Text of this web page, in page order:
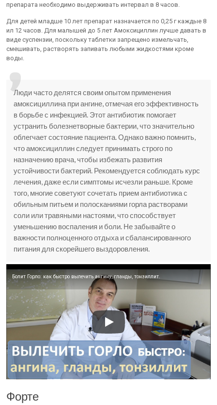
препарата необходимо выдерживать интервал в 8 часов.
Для детей младше 10 лет препарат назначается по 0,25 г каждые 8
ил 12 часов. Для малышей до 5 лет Амоксициллин лучше давать в
виде суспензии, поскольку таблетки запрещено измельчать,
смешивать, растворять запивать любыми жидкостями кроме
воды.
Люди часто делятся своим опытом применения
амоксициллина при ангине, отмечая его эффективность
в борьбе с инфекцией. Этот антибиотик помогает
устранить болезнетворные бактерии, что значительно
облегчает состояние пациента. Однако важно помнить,
что амоксициллин следует принимать строго по
назначению врача, чтобы избежать развития
устойчивости бактерий. Рекомендуется соблюдать курс
лечения, даже если симптомы исчезли раньше. Кроме
того, многие советуют сочетать прием антибиотика с
обильным питьем и полосканиями горла растворами
соли или травяными настоями, что способствует
уменьшению воспаления и боли. Не забывайте о
важности полноценного отдыха и сбалансированного
питания для скорейшего выздоровления.
Болит Горло: как быстро вылечить ангину, гланды, тонзиллит.
Форте